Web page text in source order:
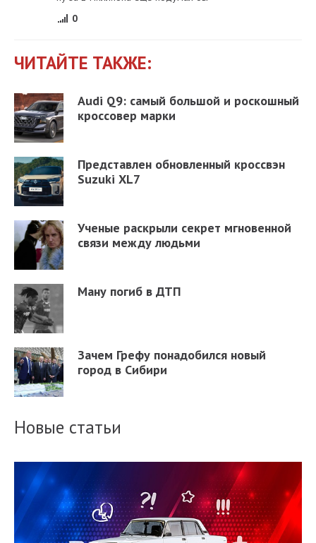
0
ЧИТАЙТЕ ТАКЖЕ:
Audi Q9: самый большой и роскошный
кроссовер марки
Представлен обновленный кроссвэн
Suzuki XL7
Ученые раскрыли секрет мгновенной
связи между людьми
Ману погиб в ДТП
Зачем Грефу понадобился новый
город в Сибири
Новые статьи